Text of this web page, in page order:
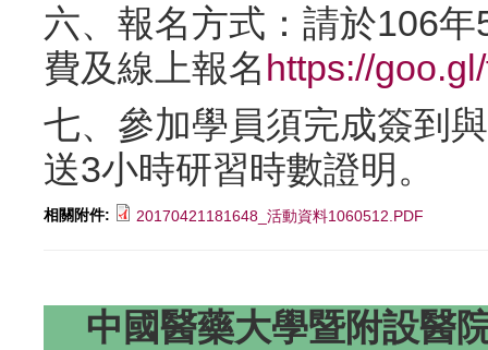
六、報名方式：請於106
費及線上報名https://
七、參加學員須完成簽到
送3小時研習時數證明。
相關附件: 20170421181648_活動資料1060512.PDF
中國醫藥大學暨附設醫